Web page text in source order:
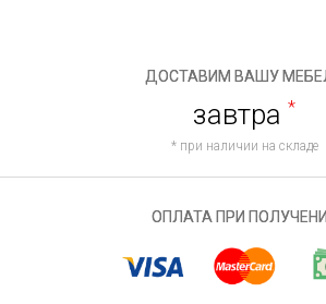
ДОСТАВИМ ВАШУ
завтра *
* при наличии на складе
ОПЛАТА ПРИ